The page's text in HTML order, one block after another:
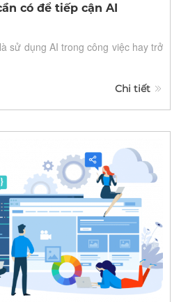
có để tiếp cận AI
sử dụng AI trong công việc hay trở
Chi tiết